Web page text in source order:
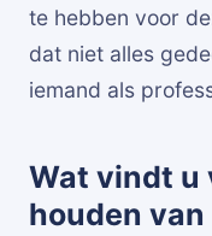
te hebben voor
dat niet alles
iemand als
Wat vindt u
houden